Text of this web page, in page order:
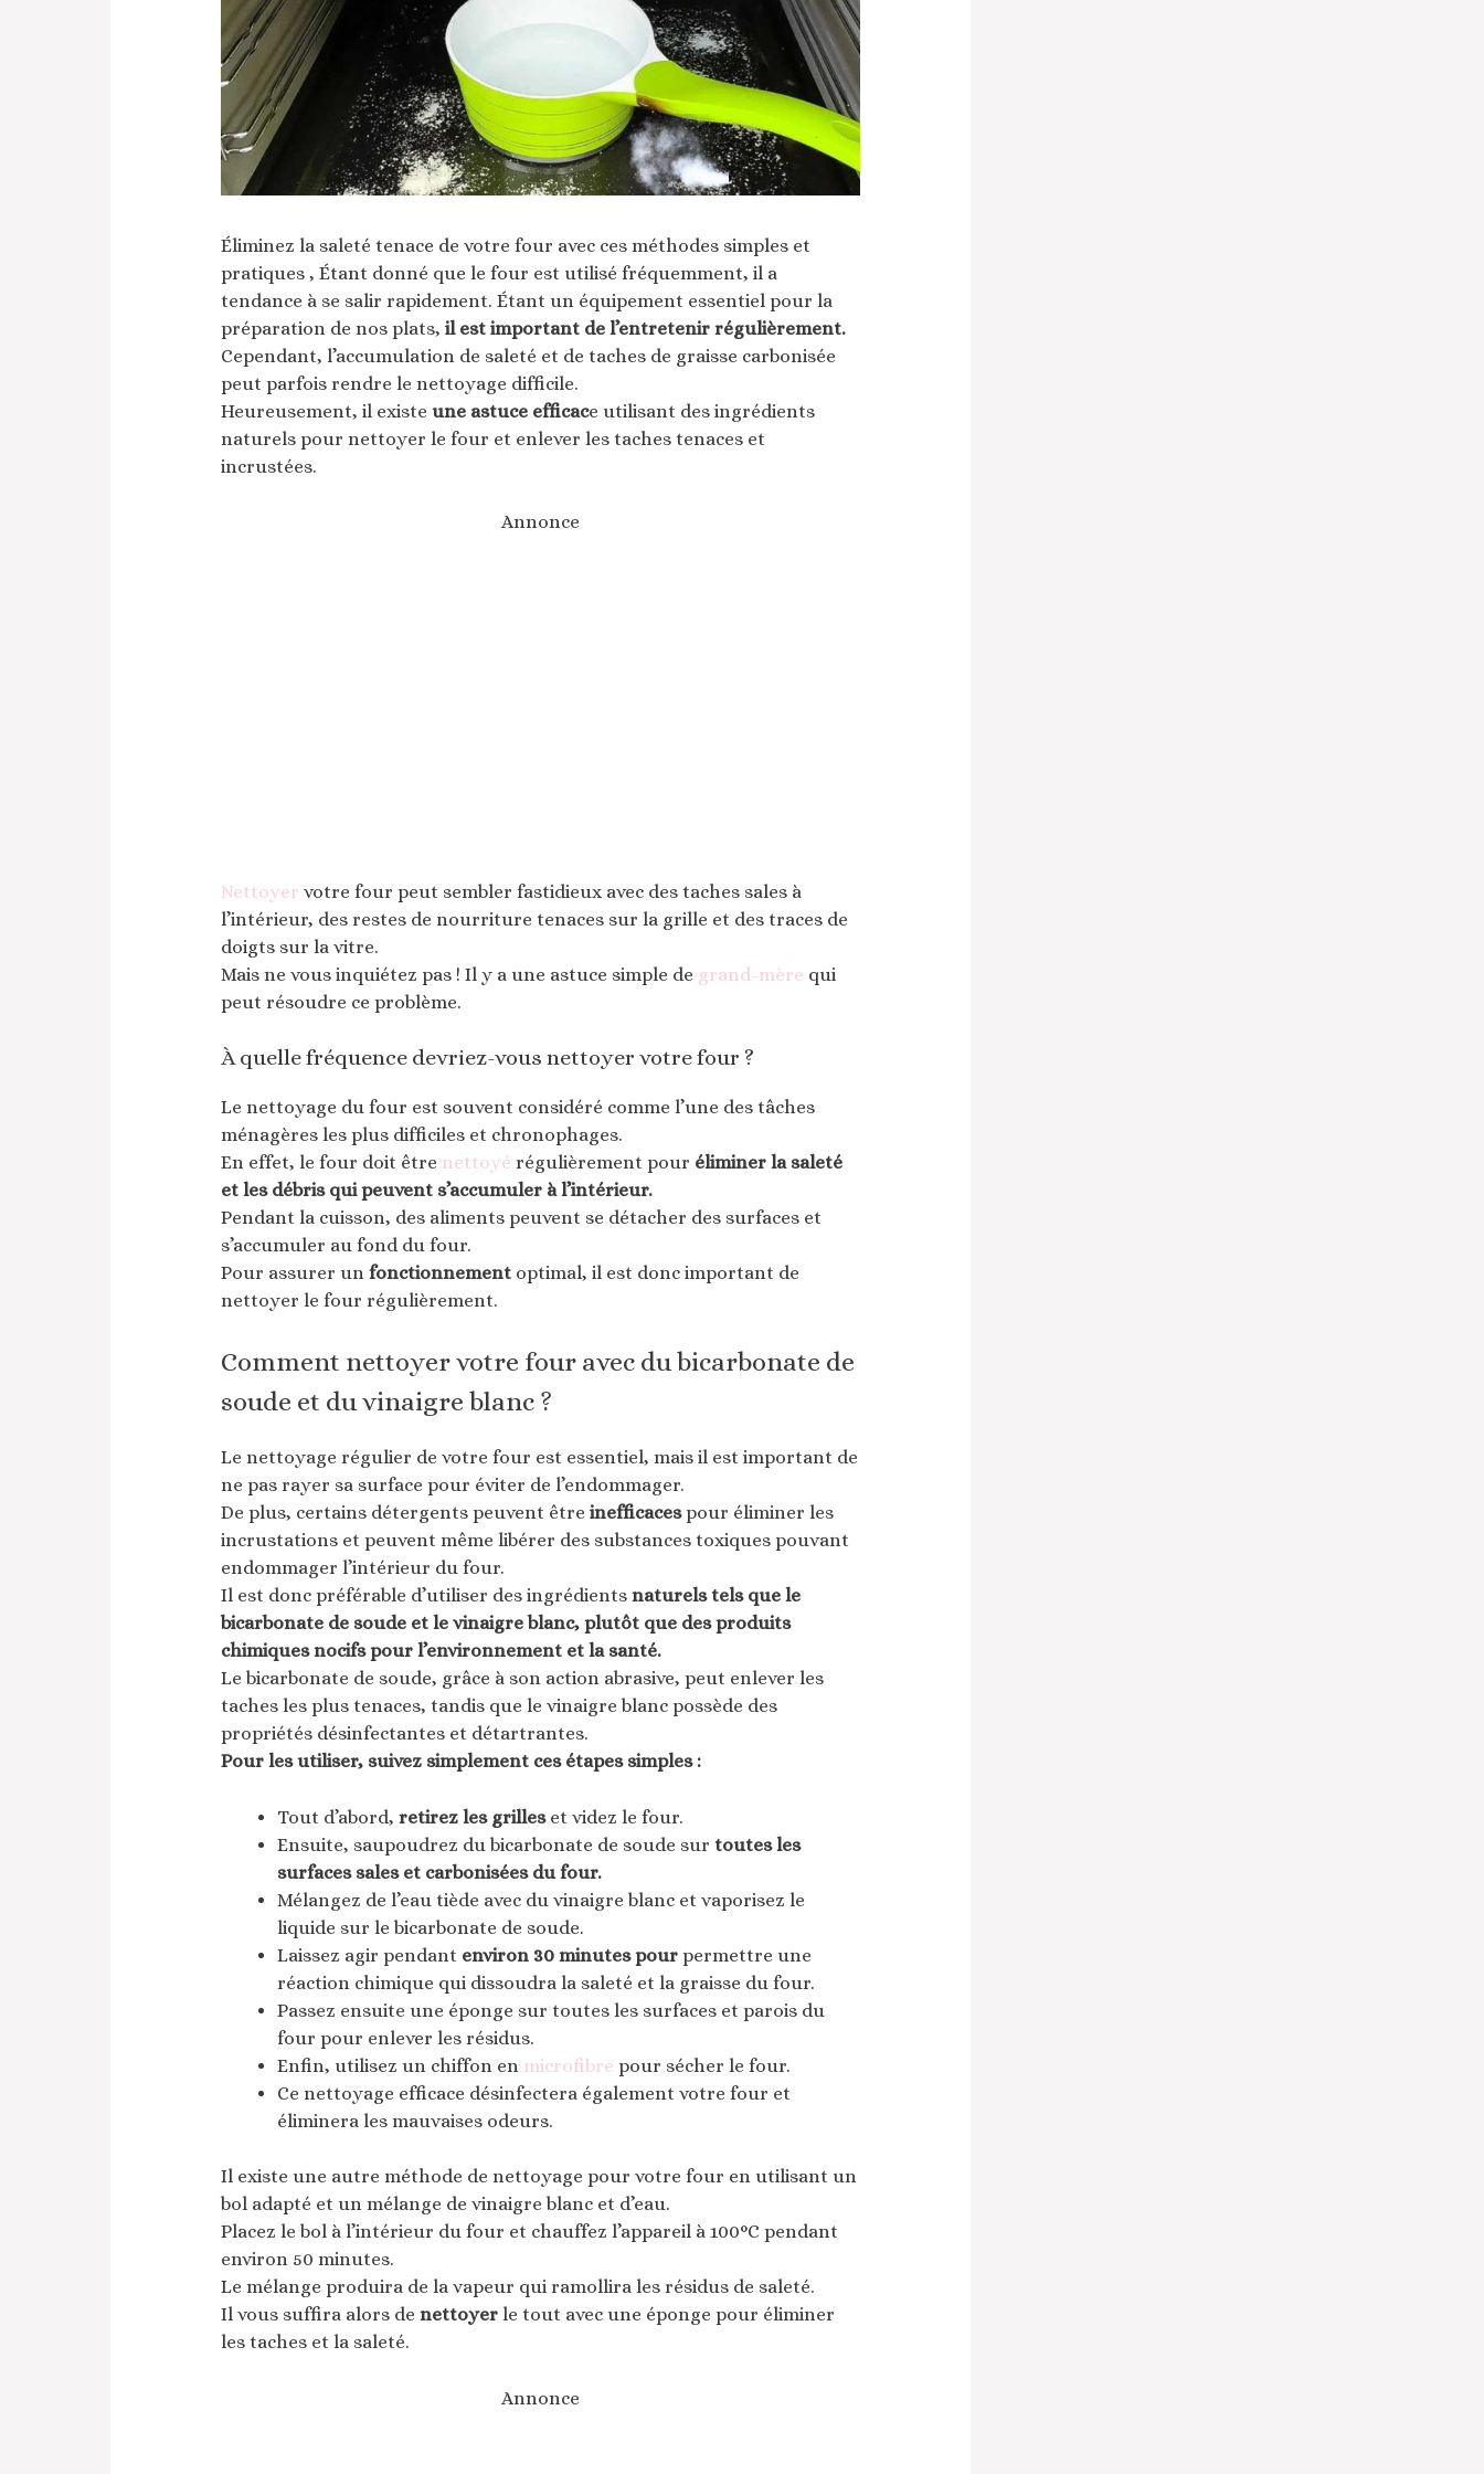
Éliminez la saleté tenace de votre four avec ces méthodes simples et
pratiques , Étant donné que le four est utilisé fréquemment, il a
tendance à se salir rapidement. Étant un équipement essentiel pour la
préparation de nos plats, il est important de l’entretenir régulièrement.
Cependant, l’accumulation de saleté et de taches de graisse carbonisée
peut parfois rendre le nettoyage difficile.
Heureusement, il existe une astuce efficace utilisant des ingrédients
naturels pour nettoyer le four et enlever les taches tenaces et
incrustées.
Annonce
Nettoyer votre four peut sembler fastidieux avec des taches sales à
l’intérieur, des restes de nourriture tenaces sur la grille et des traces de
doigts sur la vitre.
Mais ne vous inquiétez pas ! Il y a une astuce simple de grand-mère qui
peut résoudre ce problème.
À quelle fréquence devriez-vous nettoyer votre four ?
Le nettoyage du four est souvent considéré comme l’une des tâches
ménagères les plus difficiles et chronophages.
En effet, le four doit être nettoyé régulièrement pour éliminer la saleté
et les débris qui peuvent s’accumuler à l’intérieur.
Pendant la cuisson, des aliments peuvent se détacher des surfaces et
s’accumuler au fond du four.
Pour assurer un fonctionnementoptimal, il est donc important de
nettoyer le four régulièrement.
Comment nettoyer votre four avec du bicarbonate de
soude et du vinaigre blanc ?
Le nettoyage régulier de votre four est essentiel, mais il est important de
ne pas rayer sa surface pour éviter de l’endommager.
De plus, certains détergents peuvent être inefficacespour éliminer les
incrustations et peuvent même libérer des substances toxiques pouvant
endommager l’intérieur du four.
Il est donc préférable d’utiliser des ingrédientsnaturels tels que le
bicarbonate de soude et le vinaigre blanc, plutôt que des produits
chimiques nocifs pour l’environnement et la santé.
Le bicarbonate de soude, grâce à son action abrasive, peut enlever les
taches les plus tenaces, tandis que le vinaigre blanc possède des
propriétés désinfectantes et détartrantes.
Pour les utiliser, suivez simplement ces étapes simples :
Tout d’abord, retirez les grilleset videz le four.
Ensuite, saupoudrez du bicarbonate de soude sur toutes les
surfaces sales et carbonisées du four.
Mélangez de l’eau tiède avec du vinaigre blanc et vaporisez le
liquide sur le bicarbonate de soude.
Laissez agir pendant environ 30 minutes pourpermettre une
réaction chimique qui dissoudra la saleté et la graisse du four.
Passez ensuite une éponge sur toutes les surfaces et parois du
four pour enlever les résidus.
Enfin, utilisez un chiffon en microfibre pour sécher le four.
Ce nettoyage efficace désinfectera également votre four et
éliminera les mauvaises odeurs.
Il existe une autre méthode de nettoyage pour votre four en utilisant un
bol adapté et un mélange de vinaigre blanc et d’eau.
Placez le bol à l’intérieur du four et chauffez l’appareil à 100°C pendant
environ 50 minutes.
Le mélange produira de la vapeur qui ramollira les résidus de saleté.
Il vous suffira alors de nettoyerle tout avec une éponge pour éliminer
les taches et la saleté.
Annonce